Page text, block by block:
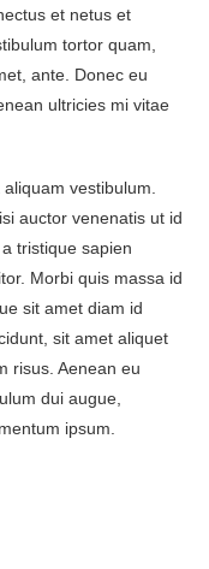
et netus et
tortor quam,
ante. Donec eu
ultricies mi vitae
vestibulum.
auctor venenatis ut id
tristique sapien
Morbi quis massa id
sit amet diam id
sit amet aliquet
risus. Aenean eu
dui augue,
ipsum.